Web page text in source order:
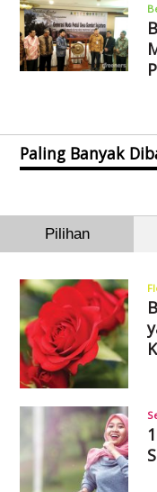
Paling Banyak
Pilihan